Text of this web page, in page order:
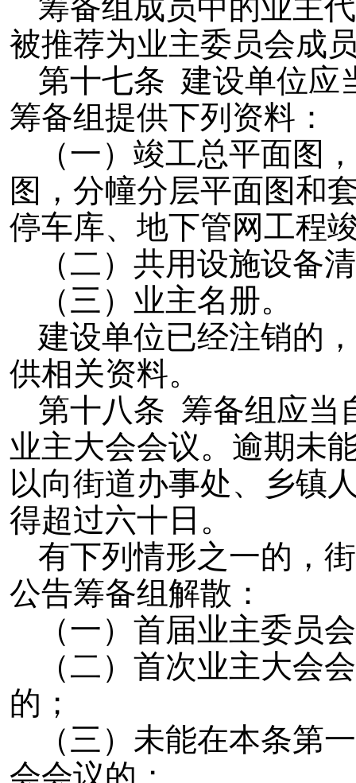
筹备组成员中的业主
被推荐为业主委员会成
第十七条 建设单位应
筹备组提供下列资料：
（一）竣工总平面图
图，分幢分层平面图和
停车库、地下管网工程
（二）共用设施设备
（三）业主名册。
建设单位已经注销的
供相关资料。
第十八条 筹备组应当
业主大会会议。逾期未
以向街道办事处、乡镇
得超过六十日。
有下列情形之一的，
公告筹备组解散：
（一）首届业主委员
（二）首次业主大会
的；
（三）未能在本条第